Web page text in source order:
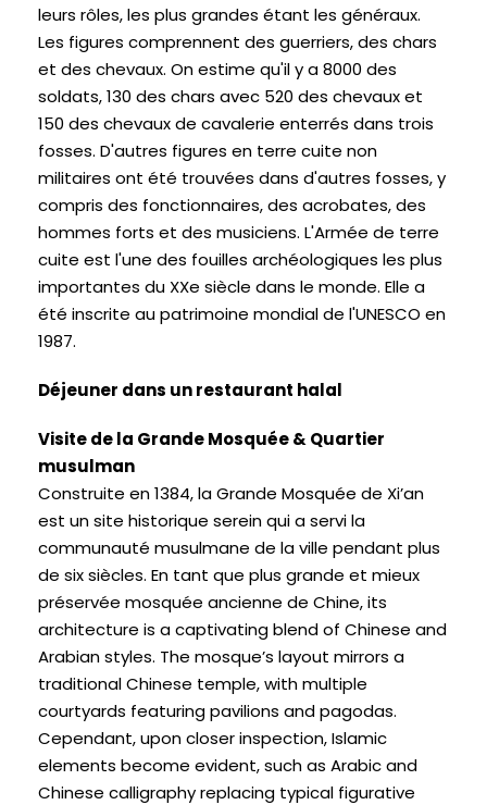
leurs rôles, les plus grandes étant les généraux.
Les figures comprennent des guerriers, des chars
et des chevaux. On estime qu'il y a 8000 des
soldats, 130 des chars avec 520 des chevaux et
150 des chevaux de cavalerie enterrés dans trois
fosses. D'autres figures en terre cuite non
militaires ont été trouvées dans d'autres fosses, y
compris des fonctionnaires, des acrobates, des
hommes forts et des musiciens. L'Armée de terre
cuite est l'une des fouilles archéologiques les plus
importantes du XXe siècle dans le monde. Elle a
été inscrite au patrimoine mondial de l'UNESCO en
1987.
Déjeuner dans un restaurant halal
Visite de la Grande Mosquée & Quartier
musulman
Construite en 1384, la Grande Mosquée de Xi’an
est un site historique serein qui a servi la
communauté musulmane de la ville pendant plus
de six siècles. En tant que plus grande et mieux
préservée mosquée ancienne de Chine,its
architecture is a captivating blend of Chinese and
Arabian styles. The mosque’s layout mirrors a
traditional Chinese temple,with multiple
courtyards featuring pavilions and pagodas.
Cependant,upon closer inspection,Islamic
elements become evident,such as Arabic and
Chinese calligraphy replacing typical figurative